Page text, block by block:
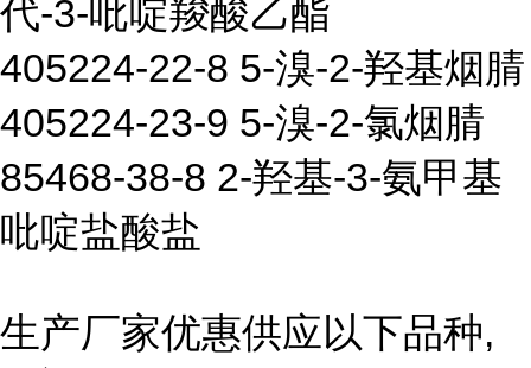
代-3-吡啶羧酸乙酯
405224-22-8 5-溴-2-羟基烟腈
405224-23-9 5-溴-2-氯烟腈
85468-38-8 2-羟基-3-氨甲基
吡啶盐酸盐
生产厂家优惠供应以下品种,